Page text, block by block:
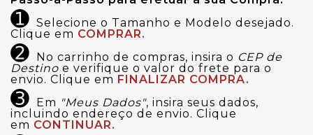
➊ Selecione o Tamanho e Modelo desejado.
Clique em COMPRAR.
➋ No carrinho de compras, insira o CEP de
Destino e verifique o valor do frete para o
envio. Clique em FINALIZAR COMPRA.
➌ Em "Meus Dados", insira seus dados,
incluindo endereço de envio. Clique
em CONTINUAR.